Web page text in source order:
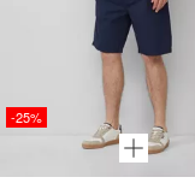
-25%